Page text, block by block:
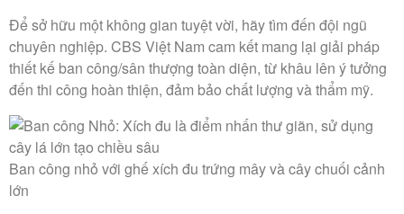
Để sở hữu một không gian tuyệt vời, hãy tìm đến đội ngũ
chuyên nghiệp. CBS Việt Nam cam kết mang lại giải pháp
thiết kế ban công/sân thượng toàn diện, từ khâu lên ý tưởng
đến thi công hoàn thiện, đảm bảo chất lượng và thẩm mỹ.
Ban công nhỏ với ghế xích đu trứng mây và cây chuối cảnh
lớn